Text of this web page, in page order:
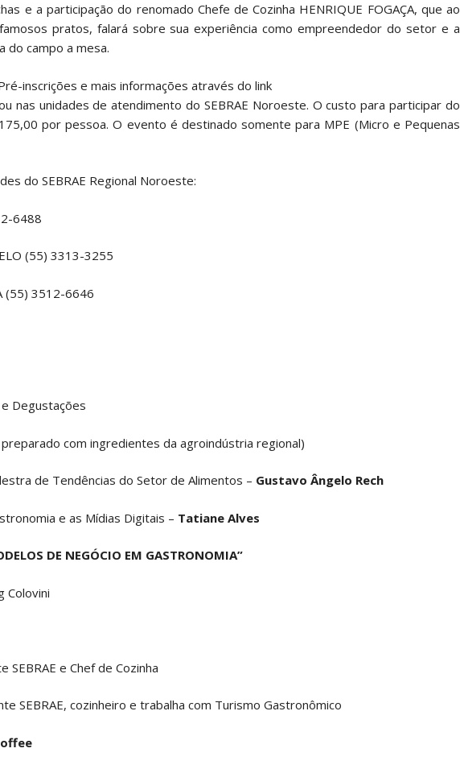
e a participação do renomado Chefe de Cozinha HENRIQUE FOGAÇA, que ao
pratos, falará sobre sua experiência como empreendedor do setor e a
do campo a mesa.
inscrições e mais informações através do link
nas unidades de atendimento do SEBRAE Noroeste. O custo para participar do
por pessoa. O evento é destinado somente para MPE (Micro e Pequenas
do SEBRAE Regional Noroeste:
6488
(55) 3313-3255
(55) 3512-6646
Degustações
com ingredientes da agroindústria regional)
de Tendências do Setor de Alimentos – Gustavo Ângelo Rech
e as Mídias Digitais – Tatiane Alves
DE NEGÓCIO EM GASTRONOMIA”
Colovini
SEBRAE e Chef de Cozinha
SEBRAE, cozinheiro e trabalha com Turismo Gastronômico